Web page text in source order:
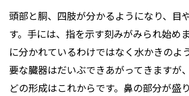
頭部と胴、四肢が分かるようになり、目
す。手には、指を示す刻みがみられ始め
に分かれているわけではなく水かきのよ
要な臓器はだいぶできあがってきますが
どの形成はこれからです。鼻の部分が盛